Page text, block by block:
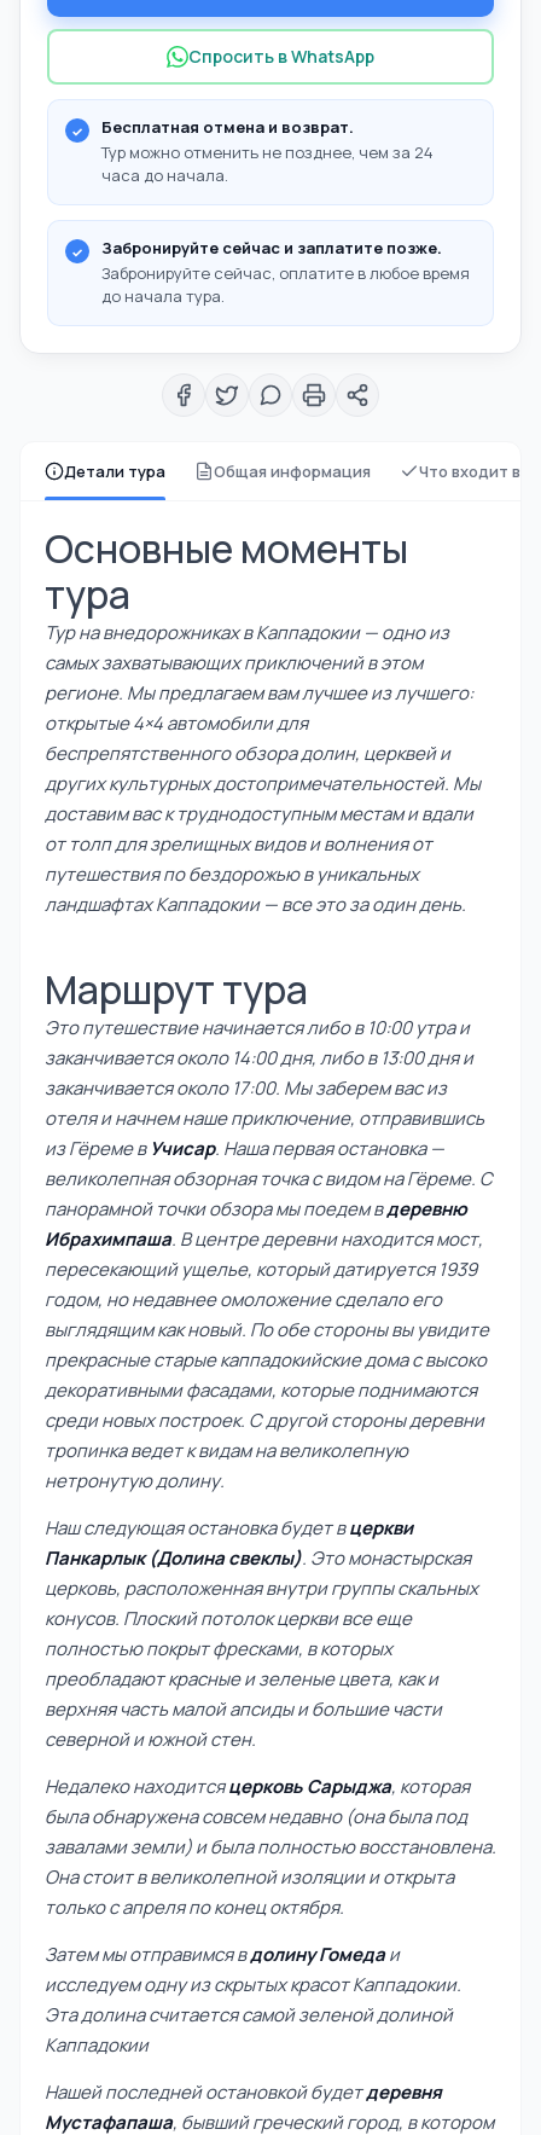
Детали тура Общая информация Что входит в
Основные моменты
тура
Тур на внедорожниках в Каппадокии — одно из
самых захватывающих приключений в этом
регионе. Мы предлагаем вам лучшее из лучшего:
открытые 4×4 автомобили для
беспрепятственного обзора долин, церквей и
других культурных достопримечательностей. Мы
доставим вас к труднодоступным местам и вдали
от толп для зрелищных видов и волнения от
путешествия по бездорожью в уникальных
ландшафтах Каппадокии — все это за один день.
Маршрут тура
Это путешествие начинается либо в 10:00 утра и
заканчивается около 14:00 дня, либо в 13:00 дня и
заканчивается около 17:00. Мы заберем вас из
отеля и начнем наше приключение, отправившись
из Гёреме вУчисар. Наша первая остановка —
великолепная обзорная точка с видом на Гёреме. С
панорамной точки обзора мы поедем вдеревню
Ибрахимпаша. В центре деревни находится мост,
пересекающий ущелье, который датируется 1939
годом, но недавнее омоложение сделало его
выглядящим как новый. По обе стороны вы увидите
прекрасные старые каппадокийские дома с высоко
декоративными фасадами, которые поднимаются
среди новых построек. С другой стороны деревни
тропинка ведет к видам на великолепную
нетронутую долину.
Наш следующая остановка будет вцеркви
Панкарлык (Долина свеклы). Это монастырская
церковь, расположенная внутри группы скальных
конусов. Плоский потолок церкви все еще
полностью покрыт фресками, в которых
преобладают красные и зеленые цвета, как и
верхняя часть малой апсиды и большие части
северной и южной стен.
Недалеко находитсяцерковь Сарыджа, которая
была обнаружена совсем недавно (она была под
завалами земли) и была полностью восстановлена.
Она стоит в великолепной изоляции и открыта
только с апреля по конец октября.
Затем мы отправимся вдолину Гомедаи
исследуем одну из скрытых красот Каппадокии.
Эта долина считается самой зеленой долиной
Каппадокии
Нашей последней остановкой будетдеревня
Мустафапаша, бывший греческий город, в котором
Спросить в WhatsApp
Бесплатная отмена и возврат.
Тур можно отменить не позднее, чем за 24
часа до начала.
Забронируйте сейчас и заплатите позже.
Забронируйте сейчас, оплатите в любое время
до начала тура.